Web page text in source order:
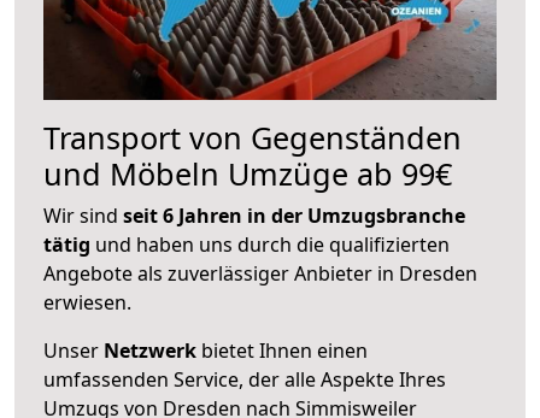
Transport von Gegenständen
und Möbeln Umzüge ab 99€
Wir sind seit 6 Jahren in der Umzugsbranche
tätig und haben uns durch die qualifizierten
Angebote als zuverlässiger Anbieter in Dresden
erwiesen.
Unser Netzwerk bietet Ihnen einen
umfassenden Service, der alle Aspekte Ihres
Umzugs von Dresden nach Simmisweiler